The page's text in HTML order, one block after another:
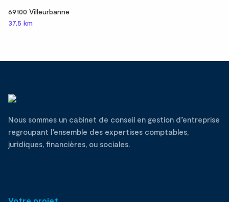
69100 Villeurbanne
37,5 km
Nous sommes un cabinet de conseil en gestion d’entreprise
regroupant l’ensemble des expertises comptables,
juridiques, financières, ou sociales.